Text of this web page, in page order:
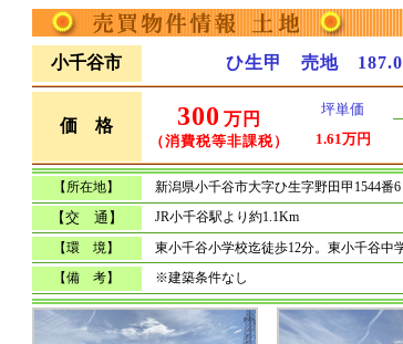
小千谷市 ひ生甲 売地
価 格 300 万円
（消費税等非課税）
坪単価
1.61万円
【所在地】 新潟県小千谷市大字ひ生字野田甲1544番6
【交 通】
JR小千谷駅より約1.1Km
【環 境】
東小千谷小学校迄徒歩12分。東小千谷中
【備 考】
※建築条件なし